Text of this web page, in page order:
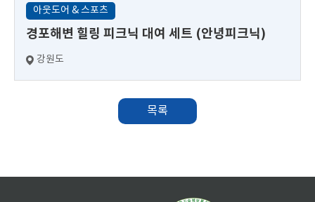
아웃도어 & 스포츠
경포해변 힐링 피크닉 대여 세트 (안녕피크닉)
강원도
목록